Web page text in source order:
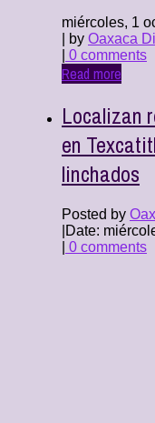
miércoles, 1
| by Oaxaca
0 comments
Read more
Localizan
en
linchados
Posted by
Date:
0 comments